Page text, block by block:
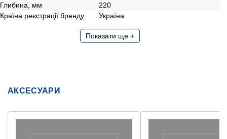
Глибина, мм
220
Країна реєстрації бренду
Україна
Показати ще +
АКСЕСУАРИ